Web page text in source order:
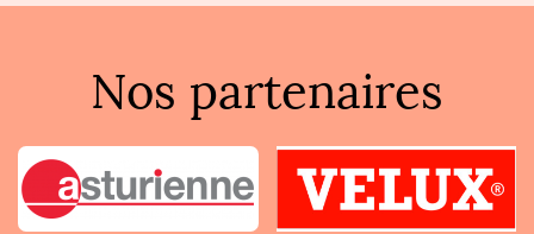
Nos partenaires